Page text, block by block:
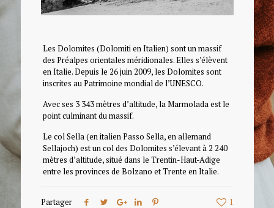
Les Dolomites (Dolomiti en Italien) sont un massif
des Préalpes orientales méridionales. Elles s’élèvent
en Italie. Depuis le 26 juin 2009, les Dolomites sont
inscrites au Patrimoine mondial de l’UNESCO.
Avec ses 3 343 mètres d’altitude, la Marmolada est le
point culminant du massif.
Le col Sella (en italien Passo Sella, en allemand
Sellajoch) est un col des Dolomites s’élevant à 2 240
mètres d’altitude, situé dans le Trentin-Haut-Adige
entre les provinces de Bolzano et Trente en Italie.
Partager 1